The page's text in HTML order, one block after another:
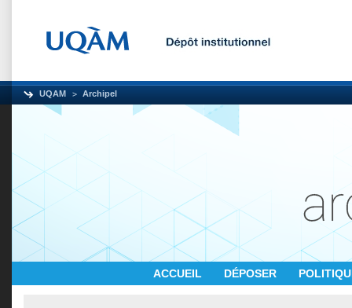
UQAM Archipel
ACCUEIL DÉPOSER